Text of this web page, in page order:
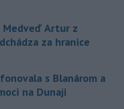
Medveď Artur z
za hranice
s Blanárom a
na Dunaji